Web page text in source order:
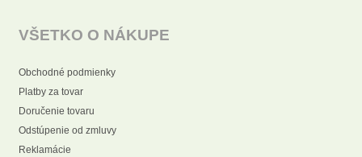
VŠETKO O NÁKUPE
Obchodné podmienky
Platby za tovar
Doručenie tovaru
Odstúpenie od zmluvy
Reklamácie